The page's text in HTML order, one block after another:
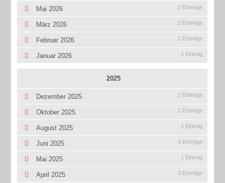
Mai 2026 2 Einträge
März 2026 2 Einträge
Februar 2026 2 Einträge
Januar 2026 1 Eintrag
2025
Dezember 2025 2 Einträge
Oktober 2025 2 Einträge
August 2025 1 Eintrag
Juni 2025 3 Einträge
Mai 2025 1 Eintrag
April 2025 3 Einträge